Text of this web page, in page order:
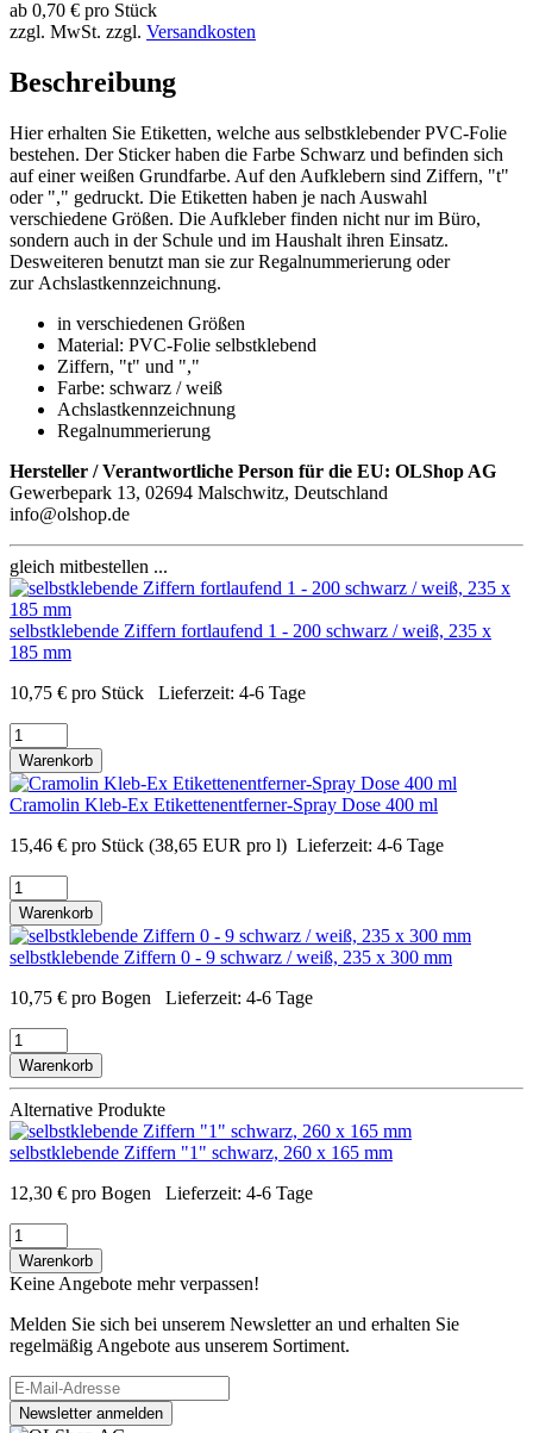
ab 0,70 € pro Stück
zzgl. MwSt. zzgl. Versandkosten
Beschreibung
Hier erhalten Sie Etiketten, welche aus selbstklebender PVC-Folie
bestehen. Der Sticker haben die Farbe Schwarz und befinden sich
auf einer weißen Grundfarbe. Auf den Aufklebern sind Ziffern, "t"
oder "," gedruckt. Die Etiketten haben je nach Auswahl
verschiedene Größen. Die Aufkleber finden nicht nur im Büro,
sondern auch in der Schule und im Haushalt ihren Einsatz.
Desweiteren benutzt man sie zur Regalnummerierung oder
zur Achslastkennzeichnung.
in verschiedenen Größen
Material: PVC-Folie selbstklebend
Ziffern, "t" und ","
Farbe: schwarz / weiß
Achslastkennzeichnung
Regalnummerierung
Hersteller / Verantwortliche Person für die EU: OLShop AG
Gewerbepark 13, 02694 Malschwitz, Deutschland
info@olshop.de
gleich mitbestellen ...
selbstklebende Ziffern fortlaufend 1 - 200 schwarz / weiß, 235 x
185 mm
10,75 € pro Stück Lieferzeit: 4-6 Tage
Warenkorb
Cramolin Kleb-Ex Etikettenentferner-Spray Dose 400 ml
15,46 € pro Stück (38,65 EUR pro l) Lieferzeit: 4-6 Tage
Warenkorb
selbstklebende Ziffern 0 - 9 schwarz / weiß, 235 x 300 mm
10,75 € pro Bogen Lieferzeit: 4-6 Tage
Warenkorb
Alternative Produkte
selbstklebende Ziffern "1" schwarz, 260 x 165 mm
12,30 € pro Bogen Lieferzeit: 4-6 Tage
Warenkorb
Keine Angebote mehr verpassen!
Melden Sie sich bei unserem Newsletter an und erhalten Sie
regelmäßig Angebote aus unserem Sortiment.
Newsletter anmelden